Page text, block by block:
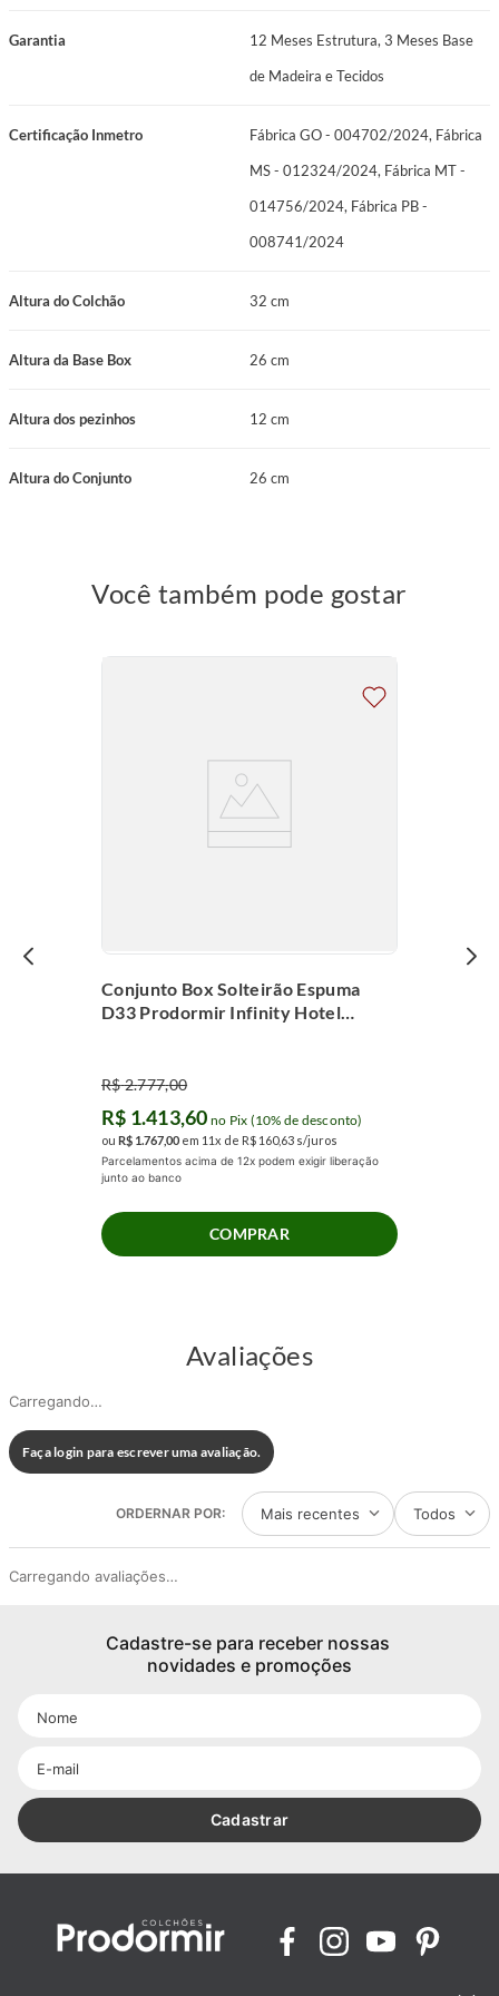
Revestimento: Malha branca com detalhes bege
Certificações: Fábrica GO - 004702/2024, Fábrica MS - 012324/2024,
Garantia
12 Meses Estrutura, 3 Meses Base
de Madeira e Tecidos
Certificação Inmetro
Fábrica GO - 004702/2024, Fábrica
MS - 012324/2024, Fábrica MT -
014756/2024, Fábrica PB -
008741/2024
Altura do Colchão 32 cm
Altura da Base Box 26 cm
Altura dos pezinhos 12 cm
Altura do Conjunto 26 cm
Você também pode gostar
Conjunto Box Solteirão Espuma
D33 Prodormir Infinity Hotel
R$2.777,00
R$ 1.413,60 no Pix (10% de desconto)
ou R$ 1.76700 em 11x de R$ 160,63 s/juros
Parcelamentos acima de 12x podem exigir liberação
junto ao banco
COMPRAR
Avaliações
Carregando…
Faça login para escrever uma avaliação.
Mais recentes Todos
Carregando avaliações…
Cadastre-se para receber nossas
novidades e promoções
Cadastrar